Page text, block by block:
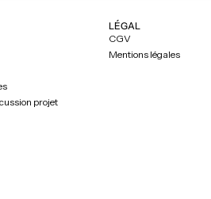
projet
LÉGAL
CGV
Mentions légales